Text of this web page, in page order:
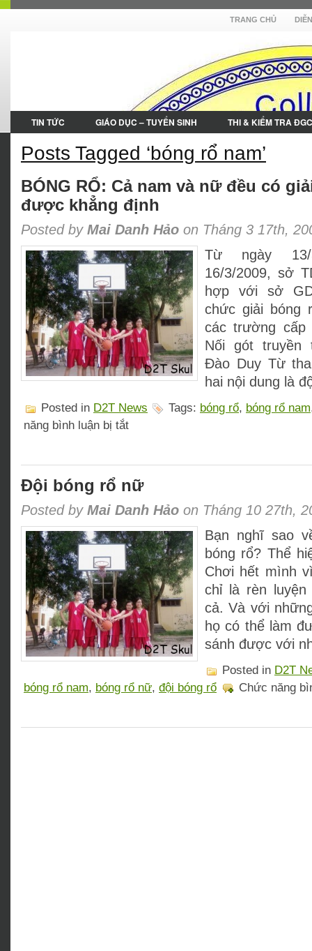
TRANG CHỦ
TIN TỨC GIÁO DỤC – TUYỂN SINH THI & KIỂM TRA
Posts Tagged ‘bóng rổ nam’
BÓNG RỔ: Cả nam và nữ đều có
được khẳng định
Posted by Mai Danh Hảo on Tháng 3 17th,
Từ ngày 13/
16/3/2009, sở
hợp với sở
chức giải bóng
các trường
Nối gót truyền
Đào Duy Từ
hai nội dung là
Posted in D2T News Tags: bóng rổ, bóng rổ nam
năng bình luận bị tắtở
nam
nữ
có
đẳng
cấp
được
khẳng
định
Đội bóng rổ nữ
Posted by Mai Danh Hảo on Tháng 10 27th,
Bạn nghĩ sao
bóng rổ? Thể
Chơi hết mình
chỉ là rèn
cả. Và với
họ có thể làm
sánh được với
Posted in D2T
bóng rổ nam, bóng rổ nữ, đội bóng rổ Chức năng